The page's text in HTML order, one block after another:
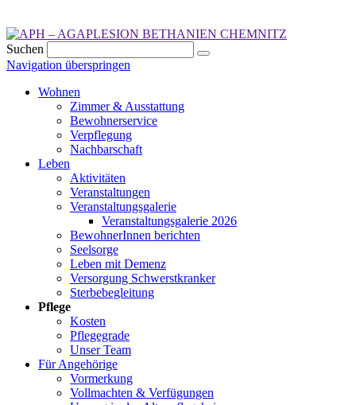
Suchen
Navigation überspringen
Wohnen
Zimmer & Ausstattung
Bewohnerservice
Verpflegung
Nachbarschaft
Leben
Aktivitäten
Veranstaltungen
Veranstaltungsgalerie
Veranstaltungsgalerie 2026
BewohnerInnen berichten
Seelsorge
Leben mit Demenz
Versorgung Schwerstkranker
Sterbebegleitung
Pflege
Kosten
Pflegegrade
Unser Team
Für Angehörige
Vormerkung
Vollmachten & Verfügungen